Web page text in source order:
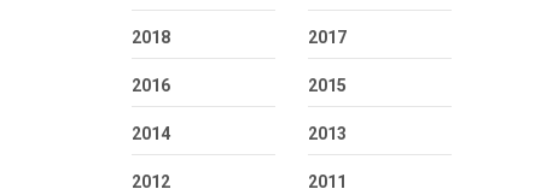
2018 2017
2016 2015
2014 2013
2012 2011